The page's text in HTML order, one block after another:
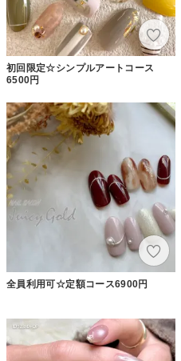
初回限定☆シンプルアートコース
6500円
全員利用可☆定額コース6900円